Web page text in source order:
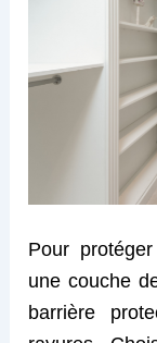
Pour
une couche
barrière